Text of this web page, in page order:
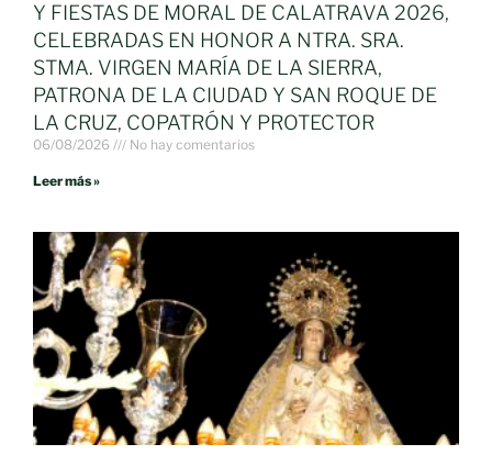
Y FIESTAS DE MORAL DE CALATRAVA 2026,
CELEBRADAS EN HONOR A NTRA. SRA.
STMA. VIRGEN MARÍA DE LA SIERRA,
PATRONA DE LA CIUDAD Y SAN ROQUE DE
LA CRUZ, COPATRÓN Y PROTECTOR
06/08/2026 No hay comentarios
Leer más »